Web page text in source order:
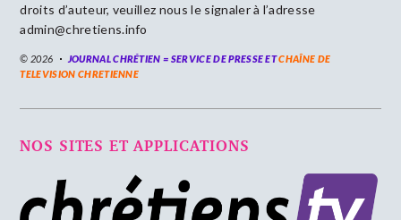
droits d’auteur, veuillez nous le signaler à l’adresse
admin@chretiens.info
© 2026 JOURNAL CHRÉTIEN = SERVICE DE PRESSE ETCHAÎNE DE
TELEVISION CHRETIENNE
NOS SITES ET APPLICATIONS